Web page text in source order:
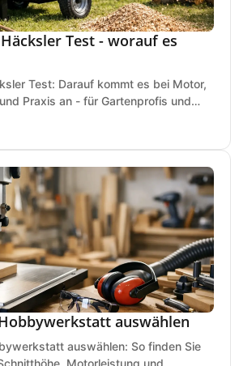
Test - worauf es
Test: Darauf kommt es bei Motor,
Praxis an - für Gartenprofis und
auswählen
auswählen: So finden Sie
Motorleistung und